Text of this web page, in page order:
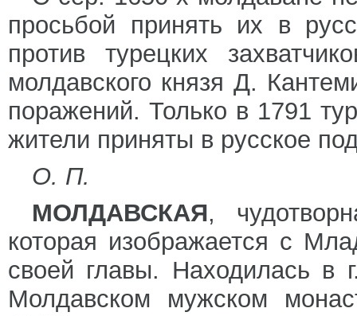
просьбой принять их в
против турецких
молдавского князя Д.
поражений. Только в 1791
жители приняты в русское
О. П.
МОЛДАВСКАЯ,
которая изображается с
своей главы. Находилась в
Молдавском мужском